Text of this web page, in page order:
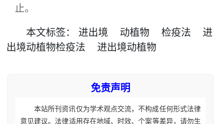
止。
本文标签： 进出境 动植物 检疫法
进
出境动植物检疫法
进出境动植物
免责声明
本站所刊资讯仅为学术观点交流，不构成任何形式法律
意见建议。法律适用存在地域、时效、个案等差异，请勿生